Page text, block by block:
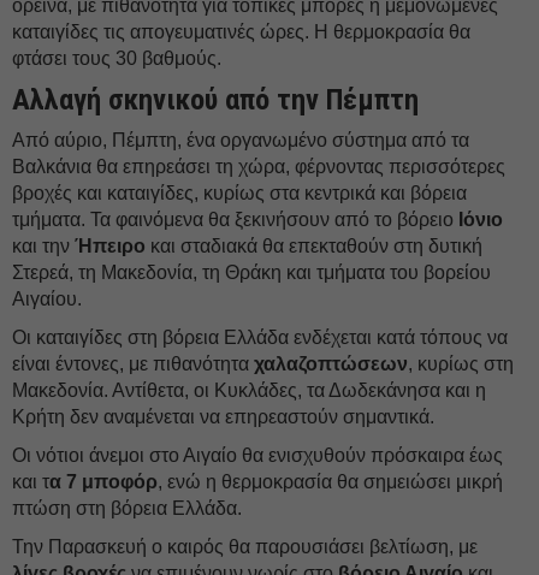
ορεινά, με πιθανότητα για τοπικές μπόρες ή μεμονωμένες
καταιγίδες τις απογευματινές ώρες. Η θερμοκρασία θα
φτάσει τους 30 βαθμούς.
Αλλαγή σκηνικού από την Πέμπτη
Από αύριο, Πέμπτη, ένα οργανωμένο σύστημα από τα
Βαλκάνια θα επηρεάσει τη χώρα, φέρνοντας περισσότερες
βροχές και καταιγίδες, κυρίως στα κεντρικά και βόρεια
τμήματα. Τα φαινόμενα θα ξεκινήσουν από το βόρειο Ιόνιο
και την Ήπειρο και σταδιακά θα επεκταθούν στη δυτική
Στερεά, τη Μακεδονία, τη Θράκη και τμήματα του βορείου
Αιγαίου.
Οι καταιγίδες στη βόρεια Ελλάδα ενδέχεται κατά τόπους να
είναι έντονες, με πιθανότητα χαλαζοπτώσεων, κυρίως στη
Μακεδονία. Αντίθετα, οι Κυκλάδες, τα Δωδεκάνησα και η
Κρήτη δεν αναμένεται να επηρεαστούν σημαντικά.
Οι νότιοι άνεμοι στο Αιγαίο θα ενισχυθούν πρόσκαιρα έως
και τα 7 μποφόρ, ενώ η θερμοκρασία θα σημειώσει μικρή
πτώση στη βόρεια Ελλάδα.
Την Παρασκευή ο καιρός θα παρουσιάσει βελτίωση, με